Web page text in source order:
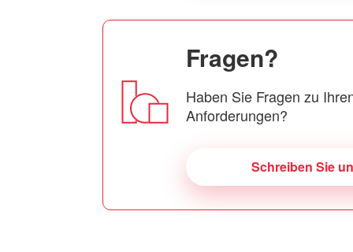
Fragen?
Haben Sie Fragen zu
Anforderungen?
Schreiben Sie